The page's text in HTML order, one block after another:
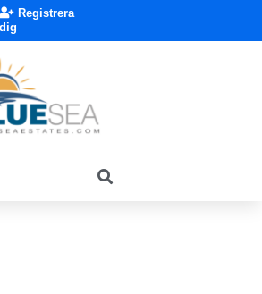
Registrera
dig